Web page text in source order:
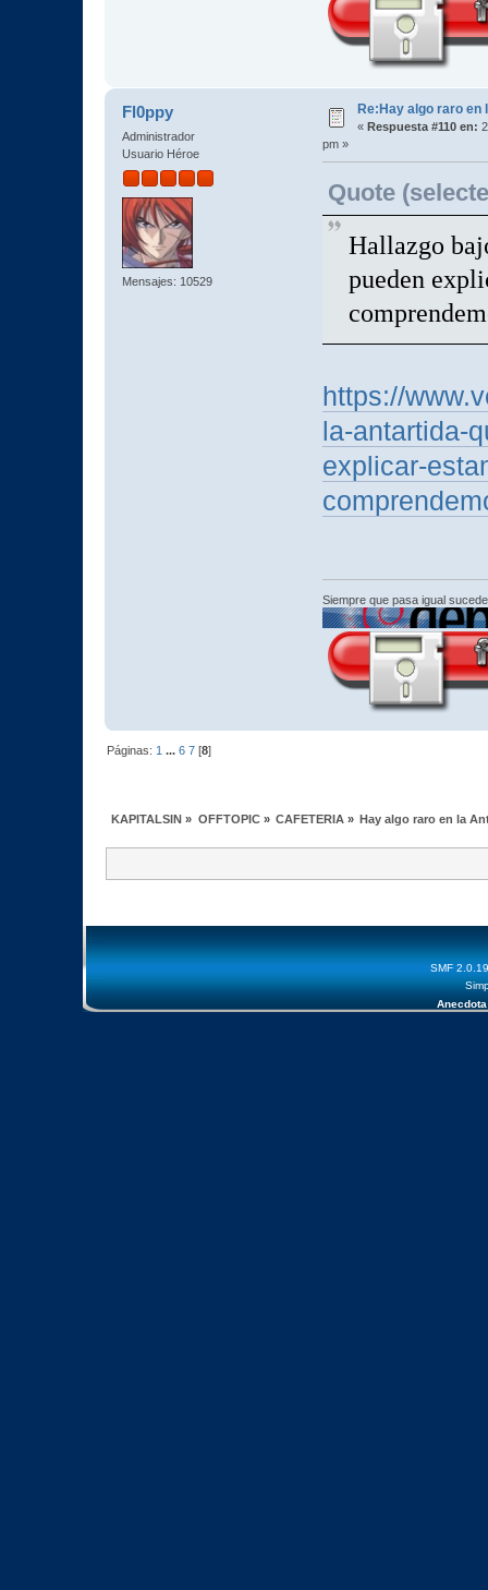
Fl0ppy
Administrador
Usuario Héroe
Mensajes: 10529
Re:Hay algo raro en
« Respuesta #110 en:
pm »
Quote
Hallazgo
pueden
https://
la-antartida-
explicar-
Siempre que pasa igual
Páginas: 1 ...6 7 [8]
KAPITALSIN » OFFTOPIC» CAFETERIA» Hay algo raro en la
SMF 2.0.19
Anecdota